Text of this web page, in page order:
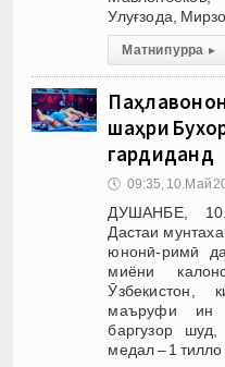
Улуғзода,
Матни пурра ▸
шаҳри
гардиданд
🕔 09:35, 10.Май
ДУШАНБЕ,
Дастаи
юнонӣ-римӣ
миёни
Ӯзбекистон,
маъруфи ин
баргузор
медал – 1 тилло